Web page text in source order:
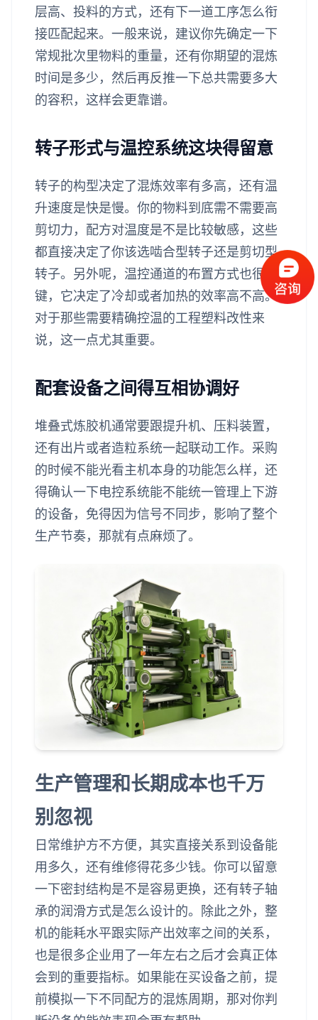
层高、投料的方式，还有下一道工序怎么衔
接匹配起来。一般来说，建议你先确定一下
常规批次里物料的重量，还有你期望的混炼
时间是多少，然后再反推一下总共需要多大
的容积，这样会更靠谱。
转子形式与温控系统这块得留意
转子的构型决定了混炼效率有多高，还有温
升速度是快是慢。你的物料到底需不需要高
剪切力，配方对温度是不是比较敏感，这些
都直接决定了你该选啮合型转子还是剪切型
转子。另外呢，温控通道的布置方式也很关
键，它决定了冷却或者加热的效率高不高。
对于那些需要精确控温的工程塑料改性来
说，这一点尤其重要。
配套设备之间得互相协调好
堆叠式炼胶机通常要跟提升机、压料装置，
还有出片或者造粒系统一起联动工作。采购
的时候不能光看主机本身的功能怎么样，还
得确认一下电控系统能不能统一管理上下游
的设备，免得因为信号不同步，影响了整个
生产节奏，那就有点麻烦了。
生产管理和长期成本也千万
别忽视
日常维护方不方便，其实直接关系到设备能
用多久，还有维修得花多少钱。你可以留意
一下密封结构是不是容易更换，还有转子轴
承的润滑方式是怎么设计的。除此之外，整
机的能耗水平跟实际产出效率之间的关系，
也是很多企业用了一年左右之后才会真正体
会到的重要指标。如果能在买设备之前，提
前模拟一下不同配方的混炼周期，那对你判